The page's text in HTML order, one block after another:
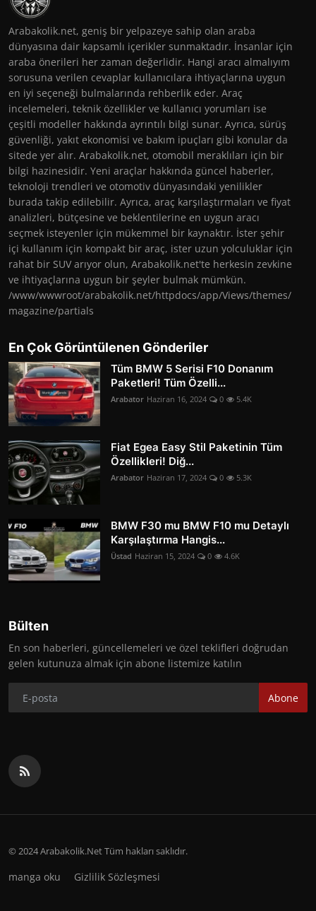
Arabakolik.net, geniş bir yelpazeye sahip olan araba
dünyasına dair kapsamlı içerikler sunmaktadır. İnsanlar için
araba önerileri her zaman değerlidir. Hangi aracı almalıyım
sorusuna verilen cevaplar kullanıcılara ihtiyaçlarına uygun
en iyi seçeneği bulmalarında rehberlik eder. Araç
incelemeleri, teknik özellikler ve kullanıcı yorumları ise
çeşitli modeller hakkında ayrıntılı bilgi sunar. Ayrıca, sürüş
güvenliği, yakıt ekonomisi ve bakım ipuçları gibi konular da
sitede yer alır. Arabakolik.net, otomobil meraklıları için bir
bilgi hazinesidir. Yeni araçlar hakkında güncel haberler,
teknoloji trendleri ve otomotiv dünyasındaki yenilikler
burada takip edilebilir. Ayrıca, araç karşılaştırmaları ve fiyat
analizleri, bütçesine ve beklentilerine en uygun aracı
seçmek isteyenler için mükemmel bir kaynaktır. İster şehir
içi kullanım için kompakt bir araç, ister uzun yolculuklar için
rahat bir SUV arıyor olun, Arabakolik.net'te herkesin zevkine
ve ihtiyaçlarına uygun bir şeyler bulmak mümkün.
/www/wwwroot/arabakolik.net/httpdocs/app/Views/themes/
magazine/partials
En Çok Görüntülenen Gönderiler
Tüm BMW 5 Serisi F10 Donanım
Paketleri! Tüm Özelli...
Arabator Haziran 16, 2024 0 5.4K
Fiat Egea Easy Stil Paketinin Tüm
Özellikleri! Diğ...
Arabator Haziran 17, 2024 0 5.3K
BMW F30 mu BMW F10 mu Detaylı
Karşılaştırma Hangis...
Üstad Haziran 15, 2024 0 4.6K
Bülten
En son haberleri, güncellemeleri ve özel teklifleri doğrudan
gelen kutunuza almak için abone listemize katılın
Abone
© 2024 Arabakolik.Net Tüm hakları saklıdır.
manga oku Gizlilik Sözleşmesi